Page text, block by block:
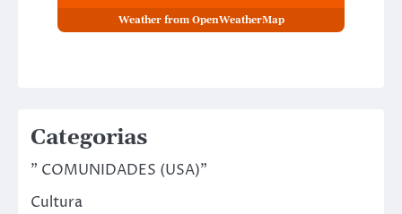
Weather from OpenWeatherMap
Categorias
" COMUNIDADES (USA)"
Cultura